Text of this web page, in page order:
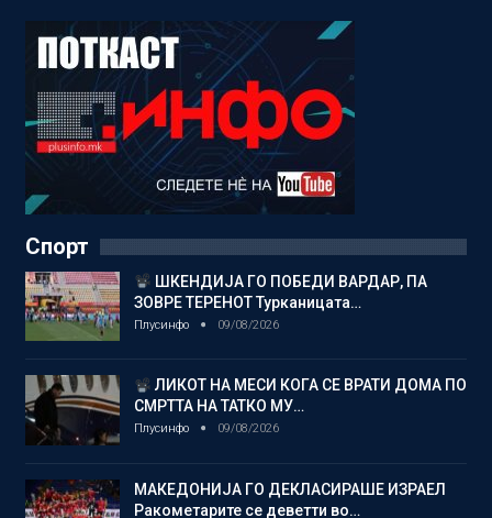
Спорт
ШКЕНДИЈА ГО ПОБЕДИ ВАРДАР, ПА
ЗОВРЕ ТЕРЕНОТ Турканицата…
Плусинфо 09/08/2026
ЛИКОТ НА МЕСИ КОГА СЕ ВРАТИ ДОМА ПО
СМРТТА НА ТАТКО МУ…
Плусинфо 09/08/2026
МАКЕДОНИЈА ГО ДЕКЛАСИРАШЕ ИЗРАЕЛ
Ракометарите се деветти во…